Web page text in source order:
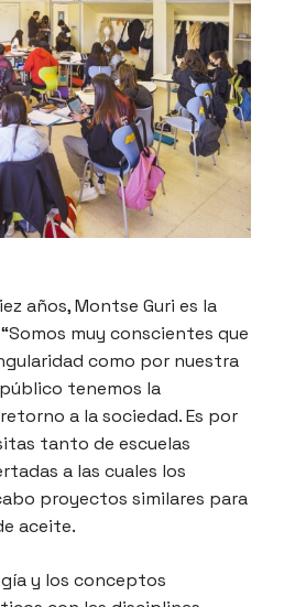
años, Montse Guri es la
muy conscientes que
como por nuestra
tenemos la
a la sociedad. Es por
tanto de escuelas
a las cuales los
proyectos similares para
aceite.
y los conceptos